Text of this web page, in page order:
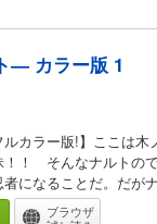
― カラー版 1
ルカラー版!】ここは
！！ そんなナルトの
になることだ。だが
ブラウザ